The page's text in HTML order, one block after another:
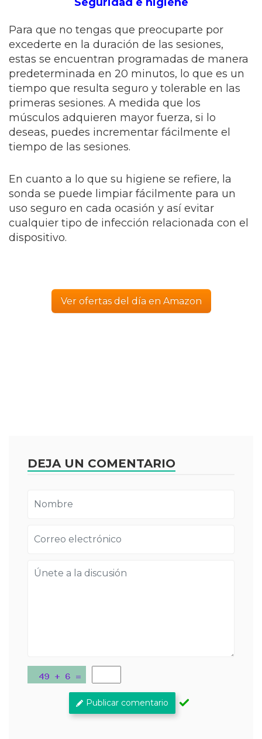
Para que no tengas que preocuparte por
excederte en la duración de las sesiones,
estas se encuentran programadas de manera
predeterminada en 20 minutos, lo que es un
tiempo que resulta seguro y tolerable en las
primeras sesiones. A medida que los
músculos adquieren mayor fuerza, si lo
deseas, puedes incrementar fácilmente el
tiempo de las sesiones.
En cuanto a lo que su higiene se refiere, la
sonda se puede limpiar fácilmente para un
uso seguro en cada ocasión y así evitar
cualquier tipo de infección relacionada con el
dispositivo.
Ver ofertas del día en Amazon
DEJA UN COMENTARIO
Publicar comentario